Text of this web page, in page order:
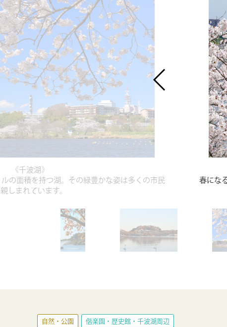
《千波湖》
の面積を持つ湖。その緑豊かな姿は多くの市民
しまれています。
春にな
自然・公園 偕楽園・歴史館・千波湖周辺